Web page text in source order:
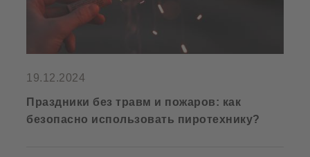
19.12.2024
Праздники без травм и пожаров: как
безопасно использовать пиротехнику?